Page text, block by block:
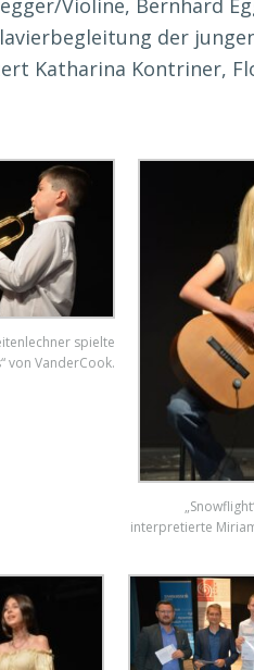
der
Katharina Kontriner,
spielte
von VanderCook.
interpretierte